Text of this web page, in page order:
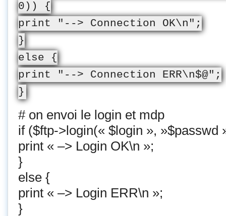
0)) {
print "--> Connection OK\n";
}
else {
print "--> Connection ERR\n$@";
}
# on envoi le login et mdp
if ($ftp->login(« $login », »$passwd
print « –> Login OK\n »;
}
else {
print « –> Login ERR\n »;
}